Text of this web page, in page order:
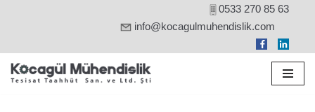
0533 270 85 63
info@kocagulmuhendislik.com